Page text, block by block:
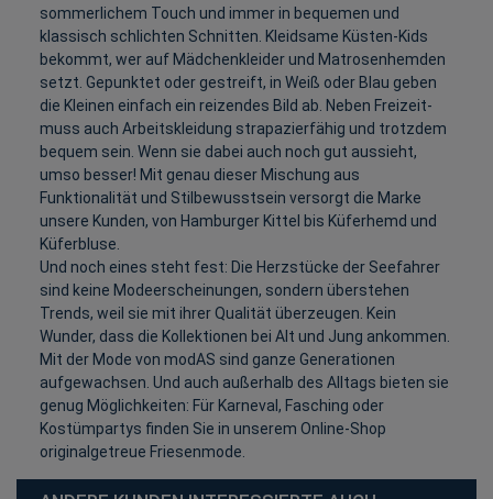
sommerlichem Touch und immer in bequemen und
klassisch schlichten Schnitten. Kleidsame Küsten-Kids
bekommt, wer auf Mädchenkleider und Matrosenhemden
setzt. Gepunktet oder gestreift, in Weiß oder Blau geben
die Kleinen einfach ein reizendes Bild ab. Neben Freizeit-
muss auch Arbeitskleidung strapazierfähig und trotzdem
bequem sein. Wenn sie dabei auch noch gut aussieht,
umso besser! Mit genau dieser Mischung aus
Funktionalität und Stilbewusstsein versorgt die Marke
unsere Kunden, von Hamburger Kittel bis Küferhemd und
Küferbluse.
Und noch eines steht fest: Die Herzstücke der Seefahrer
sind keine Modeerscheinungen, sondern überstehen
Trends, weil sie mit ihrer Qualität überzeugen. Kein
Wunder, dass die Kollektionen bei Alt und Jung ankommen.
Mit der Mode von modAS sind ganze Generationen
aufgewachsen. Und auch außerhalb des Alltags bieten sie
genug Möglichkeiten: Für Karneval, Fasching oder
Kostümpartys finden Sie in unserem Online-Shop
originalgetreue Friesenmode.